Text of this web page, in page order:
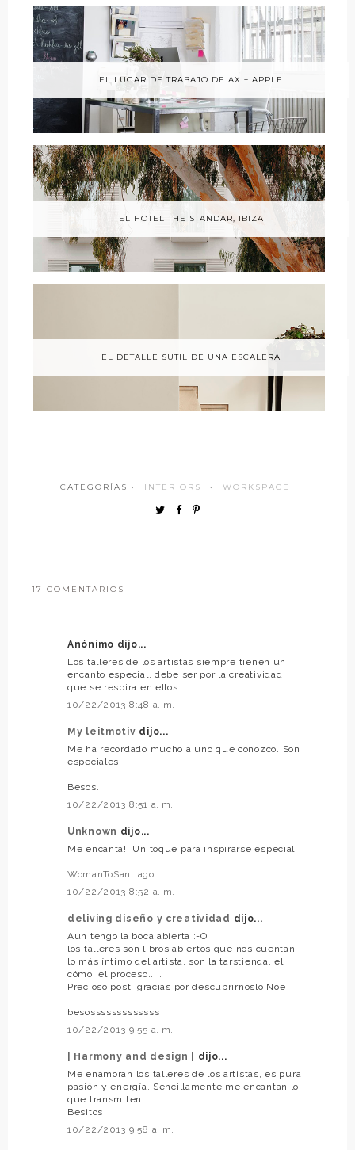
EL LUGAR DE TRABAJO DE AX + APPLE
EL HOTEL THE STANDAR, IBIZA
EL DETALLE SUTIL DE UNA ESCALERA
CATEGORÍAS · INTERIORS · WORKSPACE
17 COMENTARIOS
Anónimo dijo...
Los talleres de los artistas siempre tienen un
encanto especial, debe ser por la creatividad
que se respira en ellos.
10/22/2013 8:48 a. m.
My leitmotiv dijo...
Me ha recordado mucho a uno que conozco. Son
especiales.
Besos.
10/22/2013 8:51 a. m.
Unknown dijo...
Me encanta!! Un toque para inspirarse especial!
WomanToSantiago
10/22/2013 8:52 a. m.
deliving diseño y creatividad dijo...
Aun tengo la boca abierta :-O
los talleres son libros abiertos que nos cuentan
lo más íntimo del artista, son la tarstienda, el
cómo, el proceso.....
Precioso post, gracias por descubrirnoslo Noe
besosssssssssssss
10/22/2013 9:55 a. m.
| Harmony and design |
dijo...
Me enamoran los talleres de los artistas, es pura
pasión y energía. Sencillamente me encantan lo
que transmiten.
Besitos
10/22/2013 9:58 a. m.